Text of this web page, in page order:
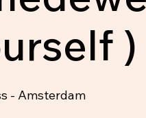
)
- Amsterdam